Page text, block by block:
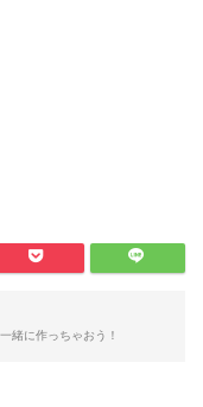
緒に作っちゃおう！